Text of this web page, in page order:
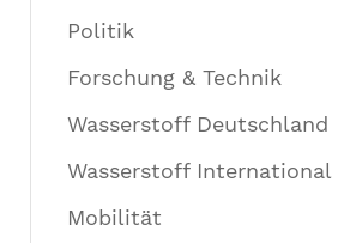
Politik
Forschung & Technik
Wasserstoff Deutschland
Wasserstoff International
Mobilität